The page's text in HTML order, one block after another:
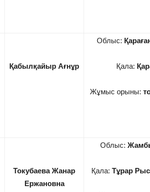
Қабылқайыр Ағнұр
Облыс:
Қала:
Жұмыс орыны:
Токубаева Жанар
Ержановна
Облыс:
Қала: Тұрар